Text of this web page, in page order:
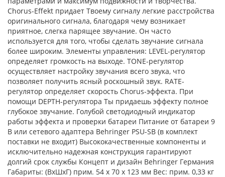
Chorus-Effekt придает Твоему сигналу легкие расстройства
оригинального сигнала, благодаря чему возникает
приятное, слегка парящее звучание. Он часто
используется для того, чтобы сделать звучание сигнала
более широким. Элементы управления: LEVEL-регулятор
определяет громкость на выходе. TONE-регулятор
осуществляет настройку звучания всего звука, что
позволяет получить ясный роскошный звук. RATE-
регулятор определяет скорость Chorus-эффекта. При
помощи DEPTH-регулятора Ты придаешь эффекту полное
глубокое звучание. Голубой светодиодный индикатор
работы эффекта и проверки батареи Питание от батареи 9
В или сетевого адаптера Behringer PSU-SB (в комплект
поставки не входит) Высококачественные компоненты и
исключительно надежная конструкция гарантируют
долгий срок службы Концепт и дизайн Behringer Германия
Габариты: (ВхШхГ) прим. 54 x 70 x 123 мм Вес: прим. 0,33 кг